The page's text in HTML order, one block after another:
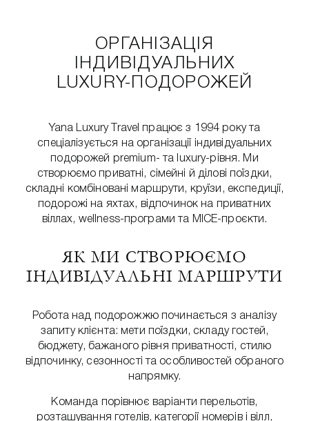
ОРГАНІЗАЦІЯ
ІНДИВІДУАЛЬНИХ
LUXURY-ПОДОРОЖЕЙ
Yana Luxury Travel працює з 1994 року та
спеціалізується на організації індивідуальних
подорожей premium- та luxury-рівня. Ми
створюємо приватні, сімейні й ділові поїздки,
складні комбіновані маршрути, круїзи, експедиції,
подорожі на яхтах, відпочинок на приватних
віллах, wellness-програми та MICE-проєкти.
ЯК МИ СТВОРЮЄМО
ІНДИВІДУАЛЬНІ МАРШРУТИ
Робота над подорожжю починається з аналізу
запиту клієнта: мети поїздки, складу гостей,
бюджету, бажаного рівня приватності, стилю
відпочинку, сезонності та особливостей обраного
напрямку.
Команда порівнює варіанти перельотів,
розташування готелів, категорії номерів і вілл,